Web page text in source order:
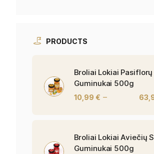
PRODUCTS
Broliai Lokiai
Guminukai 500g
10,99 € –
Broliai Lokiai Aviečių
Guminukai 500g